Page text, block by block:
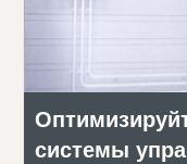
системы